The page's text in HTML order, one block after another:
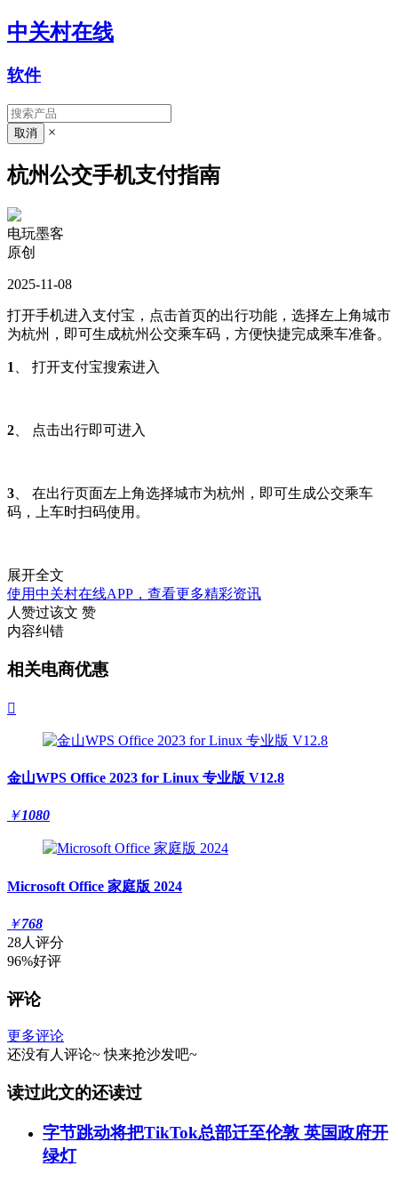
中关村在线
软件
×
杭州公交手机支付指南
电玩墨客
原创
2025-11-08
打开手机进入支付宝，点击首页的出行功能，选择左上角城市
为杭州，即可生成杭州公交乘车码，方便快捷完成乘车准备。
1 、 打开支付宝搜索进入
2 、 点击出行即可进入
3 、 在出行页面左上角选择城市为杭州，即可生成公交乘车
码，上车时扫码使用。
展开全文
使用中关村在线APP，查看更多精彩资讯
人赞过该文 赞
内容纠错
相关电商优惠

金山WPS Office 2023 for Linux 专业版 V12.8
￥1080
Microsoft Office 家庭版 2024
￥768
28人评分
96%好评
评论
更多评论
还没有人评论~ 快来抢沙发吧~
读过此文的还读过
字节跳动将把TikTok总部迁至伦敦 英国政府开
绿灯